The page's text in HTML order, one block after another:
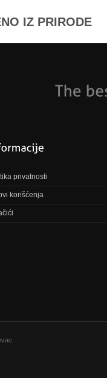
IZ PRIRODE
privatnosti
korišćenja